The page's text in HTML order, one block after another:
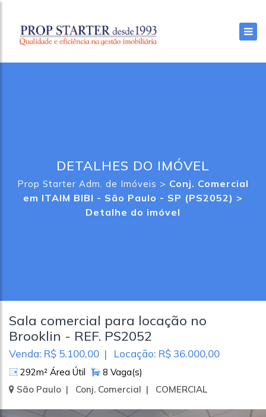
DETALHES DO IMÓVEL
Prop Starter Adm. de Imóveis > Conj. Comercial
em ITAIM BIBI - São Paulo - SP (PS2052) >
Detalhe do imóvel
Sala comercial para locação no
Brooklin - REF. PS2052
Venda: R$ 5.100,00 | Locação: R$ 36.000,00
292m² Área Útil
8 Vaga(s)
São Paulo | Conj. Comercial | COMERCIAL